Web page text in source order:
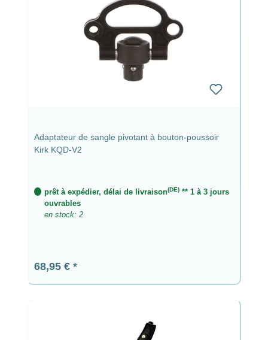
Adaptateur de sangle pivotant à bouton-poussoir
Kirk KQD-V2
prêt à expédier, délai de livraison(DE)** 1 à 3 jours
ouvrables
en stock: 2
Prix régulier :
68,95 €